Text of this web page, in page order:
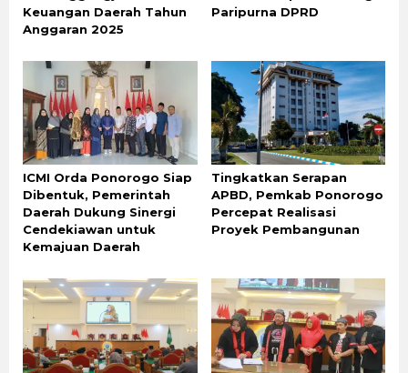
Keuangan Daerah Tahun
Anggaran 2025
Paripurna DPRD
ICMI Orda Ponorogo Siap
Dibentuk, Pemerintah
Daerah Dukung Sinergi
Cendekiawan untuk
Kemajuan Daerah
Tingkatkan Serapan
APBD, Pemkab Ponorogo
Percepat Realisasi
Proyek Pembangunan